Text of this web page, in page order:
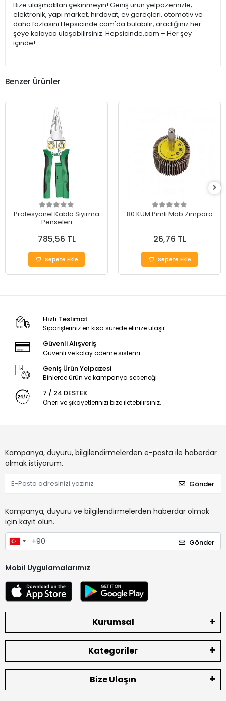
Bize ulaşmaktan çekinmeyin! Geniş ürün yelpazemizle;
elektronik, yapı market, hırdavat, ev gereçleri, otomotiv ve
daha fazlasını Hepsicinde.com'da bulabilir, aradığınız her
şeye kolayca ulaşabilirsiniz. Hepsicinde.com – Her şey
içinde!
Benzer Ürünler
Profesyonel Kablo Sıyırma
Penseleri
785,56 TL
Sepete Ekle
80 KUM Pimli Mob Zımpara
26,76 TL
Sepete Ekle
Hızlı Teslimat
Siparişleriniz en kısa sürede elinize ulaşır.
Güvenli Alışveriş
Güvenli ve kolay ödeme sistemi
Geniş Ürün Yelpazesi
Binlerce ürün ve kampanya seçeneği
7 / 24 DESTEK
Öneri ve şikayetlerinizi bize iletebilirsiniz.
Kampanya, duyuru, bilgilendirmelerden e-posta ile haberdar
olmak istiyorum.
Gönder
Kampanya, duyuru ve bilgilendirmelerden haberdar olmak
için kayıt olun.
Gönder
Mobil Uygulamalarımız
Kurumsal
Kategoriler
Bize Ulaşın